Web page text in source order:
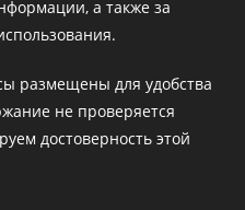
а также за
размещены для удобства
не проверяется
достоверность этой